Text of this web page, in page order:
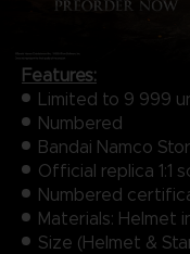
Features:
Limited to 9 999
Numbered​
Bandai Namco
Official replica 1:1
Numbered
Materials: Helmet
Size (Helmet &